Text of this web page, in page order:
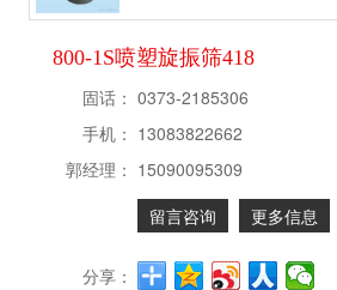
800-1S喷塑旋振筛418
固话： 0373-2185306
手机： 13083822662
郭经理： 15090095309
留言咨询
更多信息
分享：